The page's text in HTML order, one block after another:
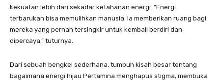
kekuatan lebih dari sekadar ketahanan energi. “Energi
terbarukan bisa memulihkan manusia. Ia memberikan ruang bagi
mereka yang pernah tersingkir untuk kembali berdiri dan
dipercaya,” tuturnya.
Dari sebuah bengkel sederhana, tumbuh kisah besar tentang
bagaimana energi hijau Pertamina menghapus stigma, membuka